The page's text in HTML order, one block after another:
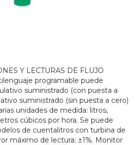
Y LECTURAS DE FLUJO
programable puede
suministrado (con puesta a
suministrado (sin puesta a cero)
unidades de medida: litros,
cúbicos por hora. Se puede
de cuentalitros con turbina de
máximo de lectura: ±1%. Monitor